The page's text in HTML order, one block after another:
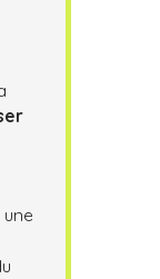
une